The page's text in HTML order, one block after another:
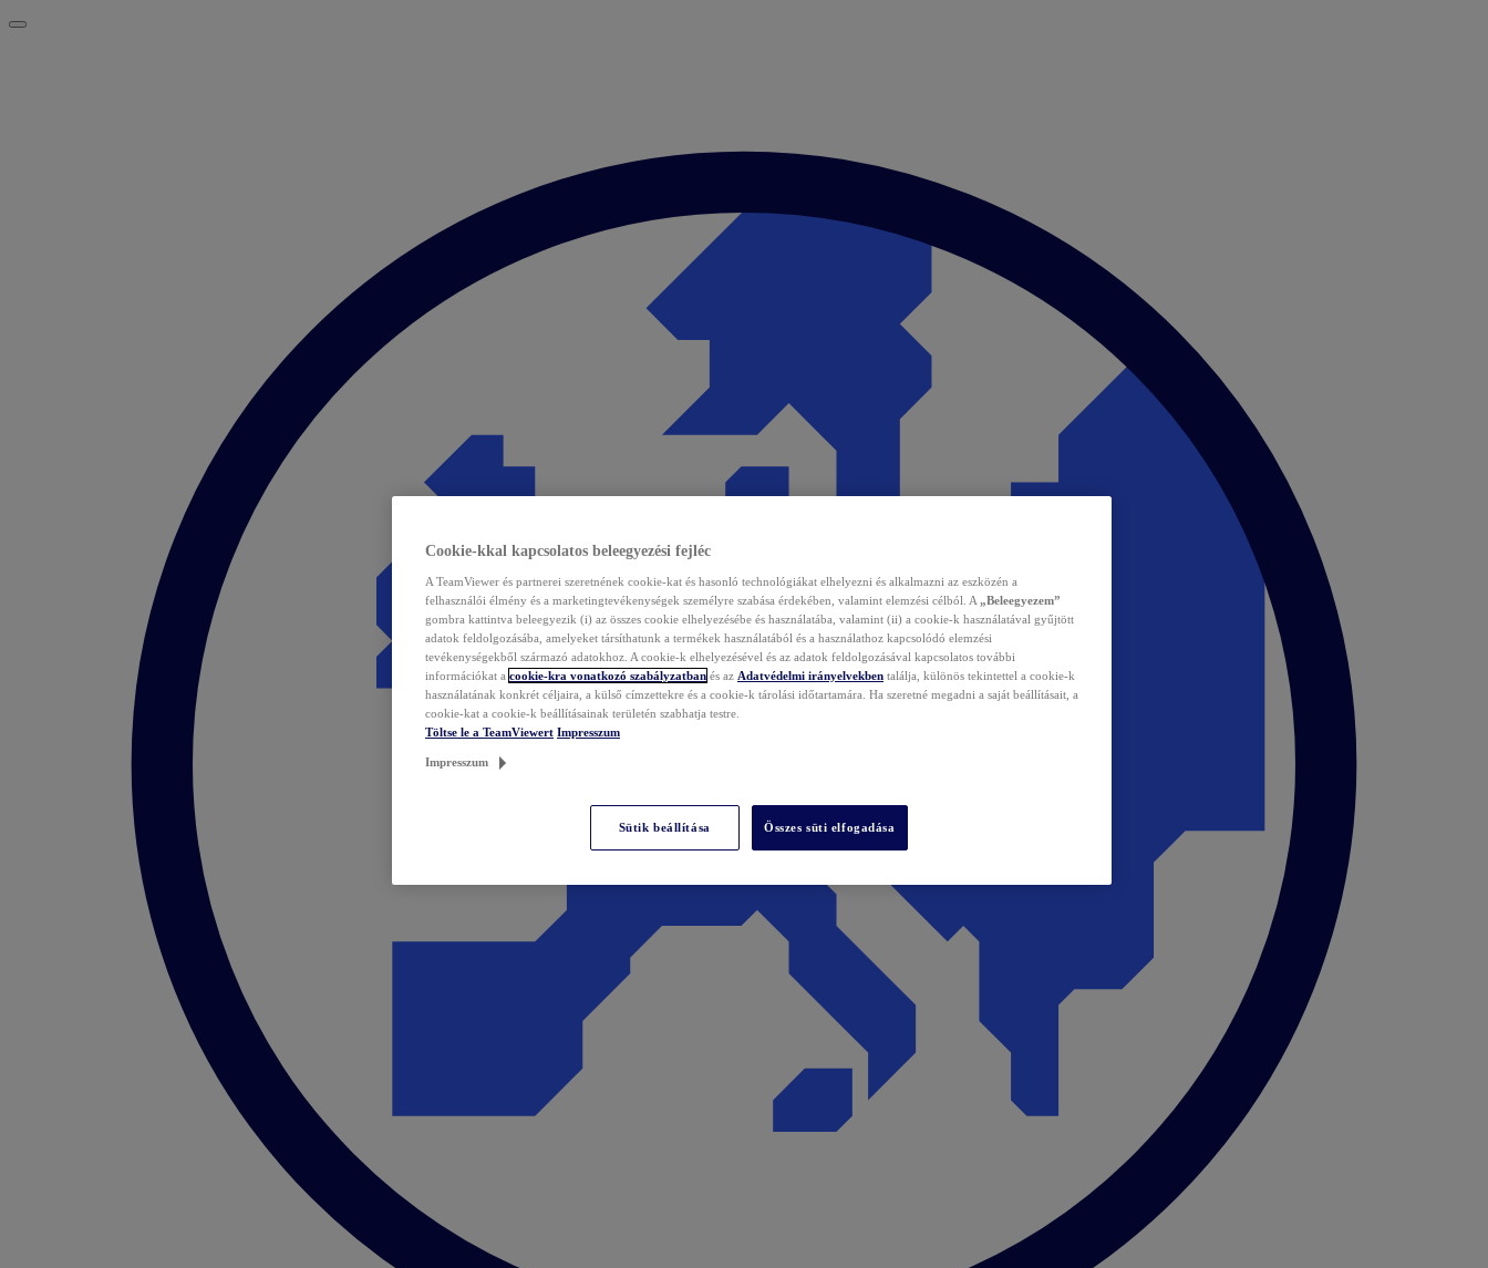
Cookie-kkal kapcsolatos beleegyezési fejléc
A TeamViewer és partnerei szeretnének cookie-kat és hasonló technológiákat elhelyezni és alkalmazni az eszközén a
felhasználói élmény és a marketingtevékenységek személyre szabása érdekében, valamint elemzési célból. A „Beleegyezem”
gombra kattintva beleegyezik (i) az összes cookie elhelyezésébe és használatába, valamint (ii) a cookie-k használatával gyűjtött
adatok feldolgozásába, amelyeket társíthatunk a termékek használatából és a használathoz kapcsolódó elemzési
tevékenységekből származó adatokhoz. A cookie-k elhelyezésével és az adatok feldolgozásával kapcsolatos további
információkat a cookie-kra vonatkozó szabályzatban és az Adatvédelmi irányelvekben találja, különös tekintettel a cookie-k
használatának konkrét céljaira, a külső címzettekre és a cookie-k tárolási időtartamára. Ha szeretné megadni a saját beállításait, a
cookie-kat a cookie-k beállításainak területén szabhatja testre.
Töltse le a TeamViewert Impresszum
Impresszum
Sütik beállítása Összes süti elfogadása